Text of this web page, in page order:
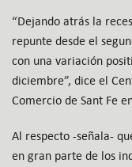
“Dejando atrás la
repunte desde el
con una variación
diciembre”, dice el
Comercio de Sant Fe
Al respecto -señala-
en gran parte de los